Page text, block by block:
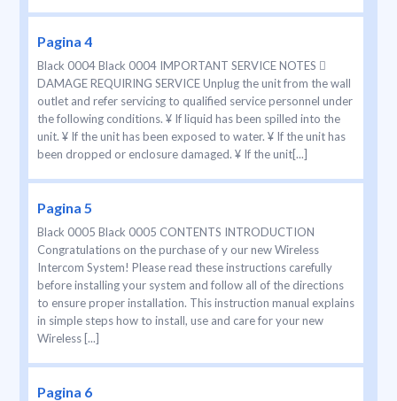
Pagina 4
Black 0004 Black 0004 IMPORTANT SERVICE NOTES 
DAMAGE REQUIRING SERVICE Unplug the unit from the wall
outlet and refer servicing to qualified service personnel under
the following conditions. ¥ If liquid has been spilled into the
unit. ¥ If the unit has been exposed to water. ¥ If the unit has
been dropped or enclosure damaged. ¥ If the unit[...]
Pagina 5
Black 0005 Black 0005 CONTENTS INTRODUCTION
Congratulations on the purchase of y our new Wireless
Intercom System! Please read these instructions carefully
before installing your system and follow all of the directions
to ensure proper installation. This instruction manual explains
in simple steps how to install, use and care for your new
Wireless [...]
Pagina 6